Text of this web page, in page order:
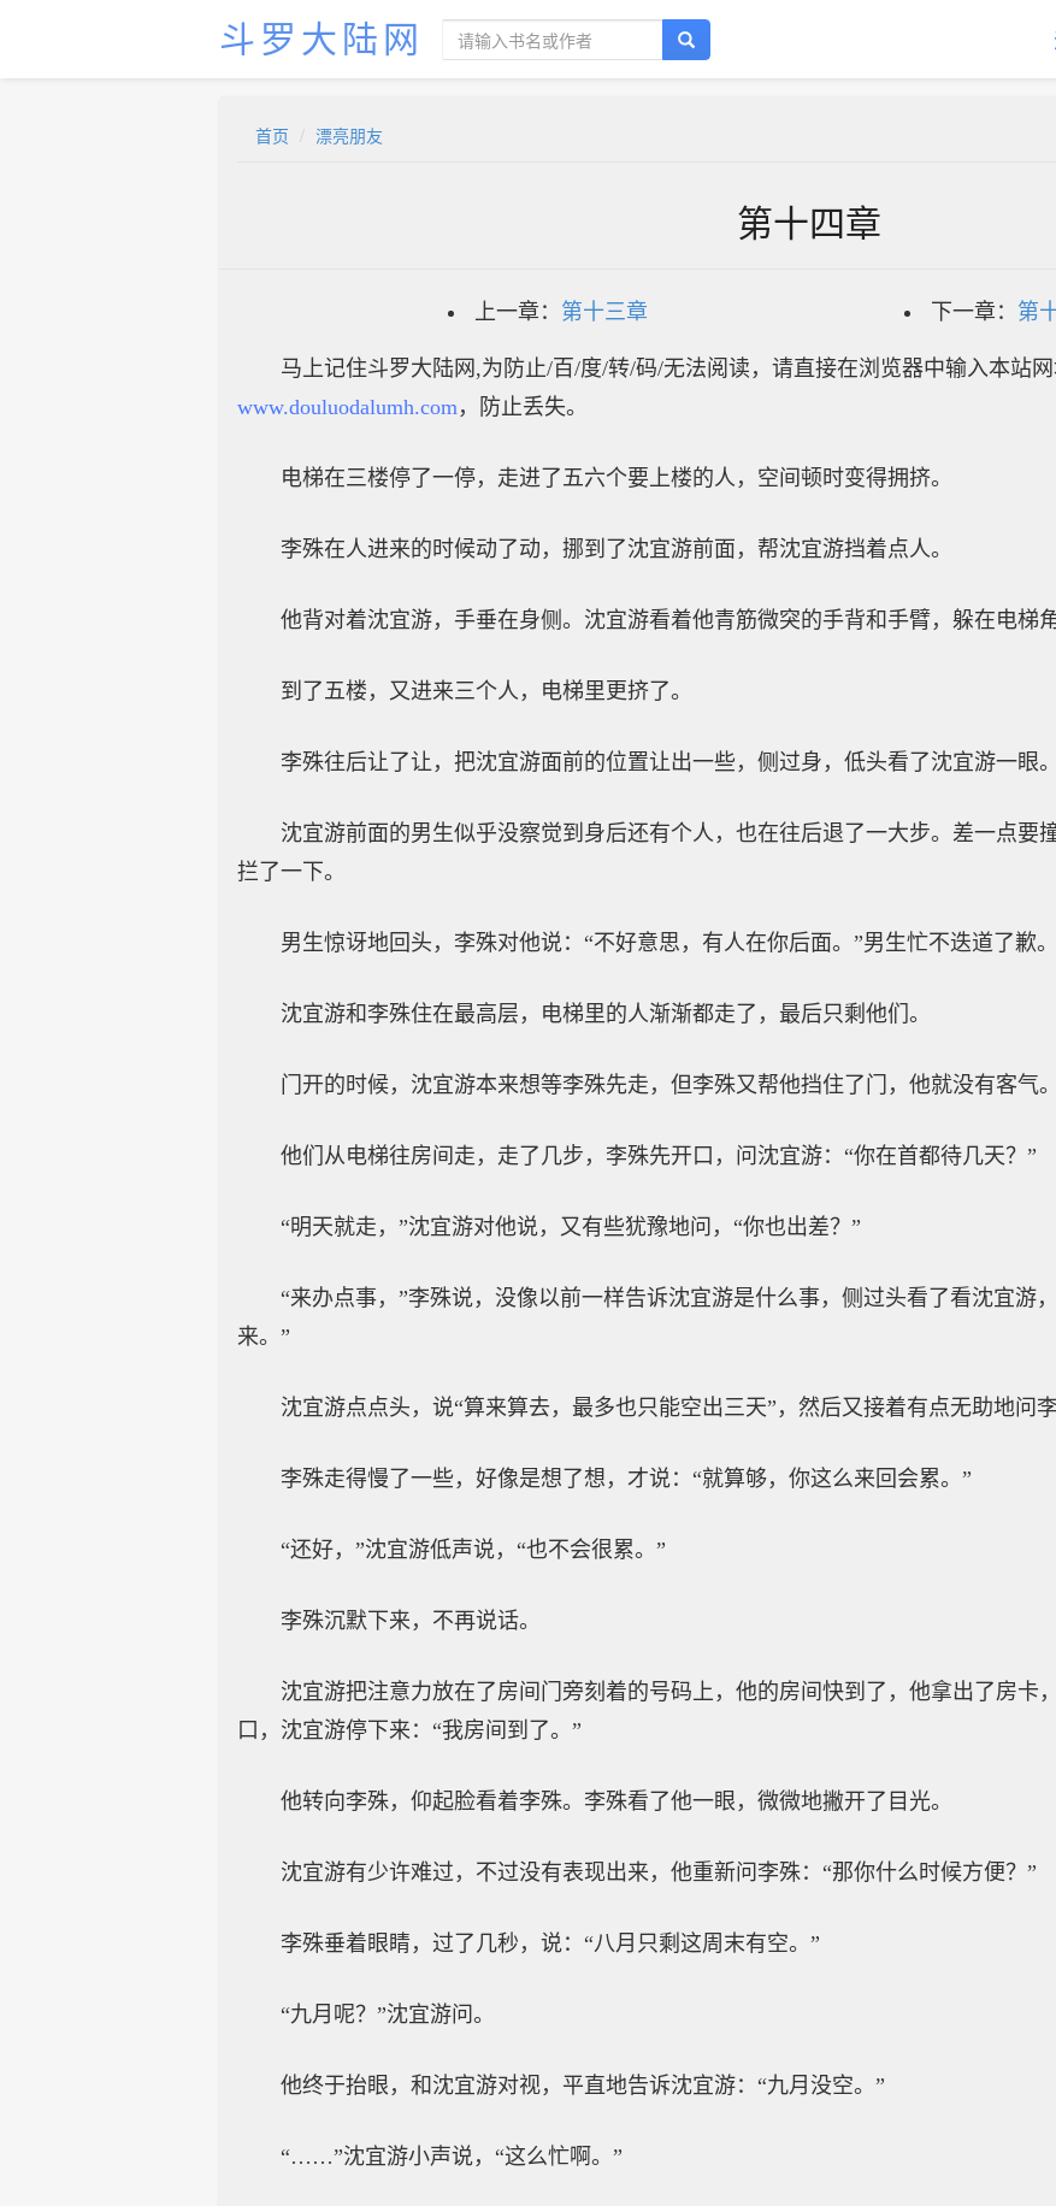
斗罗大陆网
首页 漂亮朋友
第十四章
上一章： 第十三章 下一章： 第
马上记住斗罗大陆网,为防止/百/度/转/码/无法阅读，请直接在浏览器中输入本站网
www.douluodalumh.com，防止丢失。
电梯在三楼停了一停，走进了五六个要上楼的人，空间顿时变得拥挤。
李殊在人进来的时候动了动，挪到了沈宜游前面，帮沈宜游挡着点人。
他背对着沈宜游，手垂在身侧。沈宜游看着他青筋微突的手背和手臂，躲在电梯角
到了五楼，又进来三个人，电梯里更挤了。
李殊往后让了让，把沈宜游面前的位置让出一些，侧过身，低头看了沈宜游一眼。
沈宜游前面的男生似乎没察觉到身后还有个人，也在往后退了一大步。差一点要
拦了一下。
男生惊讶地回头，李殊对他说：“不好意思，有人在你后面。”男生忙不迭道了歉。
沈宜游和李殊住在最高层，电梯里的人渐渐都走了，最后只剩他们。
门开的时候，沈宜游本来想等李殊先走，但李殊又帮他挡住了门，他就没有客气。
他们从电梯往房间走，走了几步，李殊先开口，问沈宜游：“你在首都待几天？”
“明天就走，”沈宜游对他说，又有些犹豫地问，“你也出差？”
“来办点事，”李殊说，没像以前一样告诉沈宜游是什么事，侧过头看了看沈宜游
来。”
沈宜游点点头，说“算来算去，最多也只能空出三天”，然后又接着有点无助地问
李殊走得慢了一些，好像是想了想，才说：“就算够，你这么来回会累。”
“还好，”沈宜游低声说，“也不会很累。”
李殊沉默下来，不再说话。
沈宜游把注意力放在了房间门旁刻着的号码上，他的房间快到了，他拿出了房卡
口，沈宜游停下来：“我房间到了。”
他转向李殊，仰起脸看着李殊。李殊看了他一眼，微微地撇开了目光。
沈宜游有少许难过，不过没有表现出来，他重新问李殊：“那你什么时候方便？”
李殊垂着眼睛，过了几秒，说：“八月只剩这周末有空。”
“九月呢？”沈宜游问。
他终于抬眼，和沈宜游对视，平直地告诉沈宜游：“九月没空。”
“……”沈宜游小声说，“这么忙啊。”